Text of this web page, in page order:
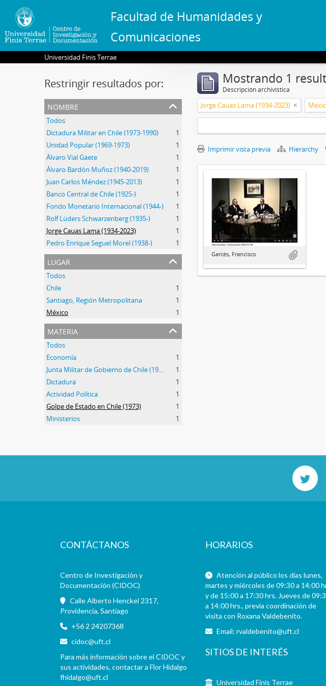
Facultad de Humanidades y
Comunicaciones
Universidad Finis Terrae
Restringir resultados por:
nombre
Todos
Dictadura Militar en Chile (1973-1990)
1
Unidad Popular (1969-1973)
1
Álvaro Vial Gaete
1
Álvaro Bardón Muñoz (1940-2019)
1
Juan Carlos Méndez (1945-2013)
1
Banco Central de Chile (1925-)
1
Fondo Monetario Internacional (1944-)
1
Rolf Lüders Schwarzenberg (1935-)
1
Jorge Cauas Lama (1934-2023)
1
Pedro Enrique Seguel Morel (1938-)
1
lugar
Todos
Chile
1
Santiago, Región Metropolitana
1
México
1
materia
Todos
Economía
1
Junta Militar de Gobierno de Chile (1973-1990)
1
Dictadura
1
Actividad Política
1
Golpe de Estado en Chile (1973)
1
Ministerios
1
Mostrando 1
Descripción archivística
Jorge Cauas Lama (1934-2023)
Imprimir vista previa Hierarchy
Garcés, Francisco
CONTÁCTANOS
Centro de Investigación y
Documentación (CIDOC)
Calle Alberto Henckel 2317,
Providencia, Santiago
+56 2 24207368
cidoc@uft.cl
Para más información sobre el CIDOC y
sus actividades, contactar a Flor Hidalgo
fhidalgo@uft.cl
HORARIOS
Atención al público los días lunes,
martes y miércoles de 09:30 a 14:00
y de 15:00 a 17:30 hrs. Jueves de
a 14:00 hrs., previa coordinación de
visita con Roxana Valdebenito.
Email:rvaldebenito@uft.cl
SITIOS DE INTERÉS
Universidad Finis Terrae